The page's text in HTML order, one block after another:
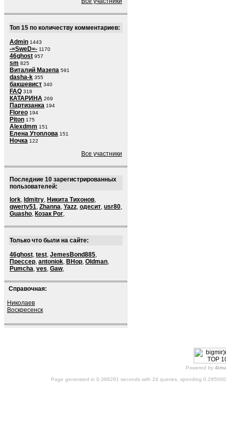
Топ 15 по количеству комментариев:
Admin 1443
-=SweD=- 1170
46ghost 957
sm 825
Виталий Мазепа 591
dasha-k 355
бакшевист 340
FAQ 318
КАТАРИНА 269
Партизанка 194
Floreo 194
Piton 175
Alexdmm 151
Елена Утоплова 151
Ночка 122
Все участники
Последние 10 зарегистрированных
пользователей:
lork, ldmitry, Никита Тихонов,
qwerty51, Zhanna, Yazz, одесит, usr80,
Guasho, Козак Рог,
Только что были на сайте:
46ghost, test, JemesBond885,
Прессер, antoniok, BHop, Oldman,
Pumcha, ves, Gaw,
Справочная:
Николаев
Воскресенск
Powered by
Page generated in 0.388291 seconds with 24 queries, spending